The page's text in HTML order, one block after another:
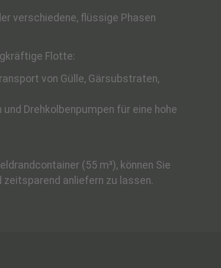
verschiedene, flüssige Phasen
Flotte:
von Gülle, Gärsubstraten,
Drehkolbenpumpen für eine hohe
(55 m³), können Sie
zeitsparend anliefern zu lassen.